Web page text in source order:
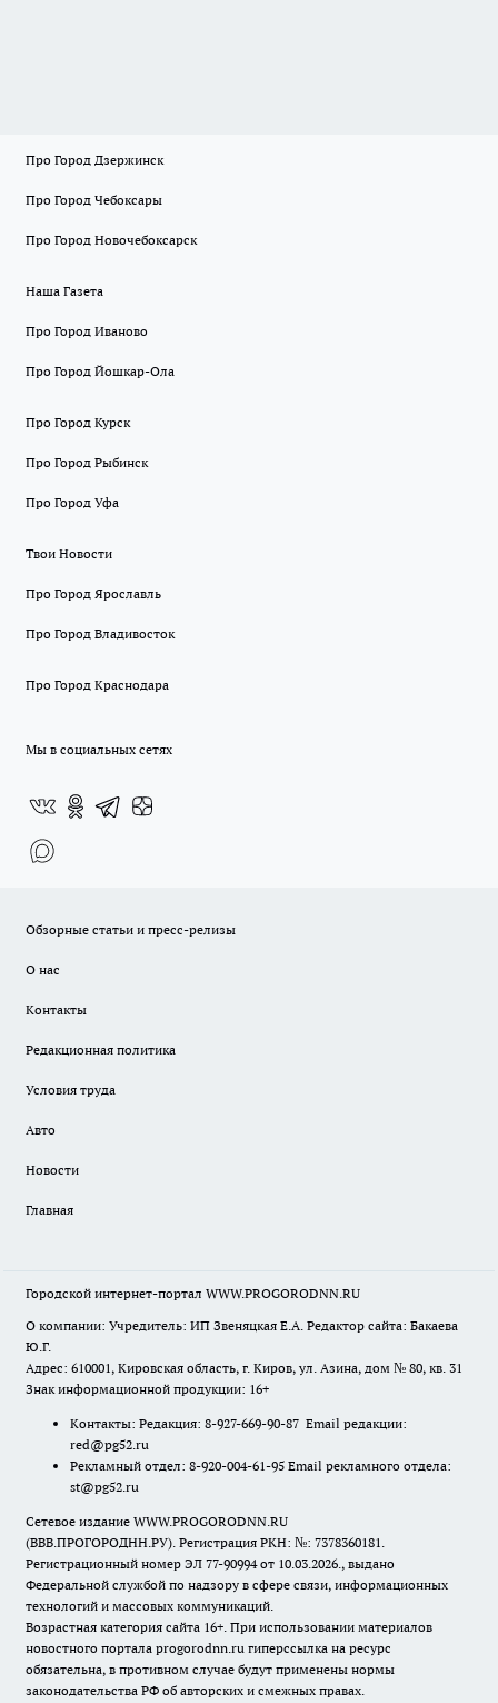
Про Город Дзержинск
Про Город Чебоксары
Про Город Новочебоксарск
Наша Газета
Про Город Иваново
Про Город Йошкар-Ола
Про Город Курск
Про Город Рыбинск
Про Город Уфа
Твои Новости
Про Город Ярославль
Про Город Владивосток
Про Город Краснодара
Мы в социальных сетях
Обзорные статьи и пресс-релизы
О нас
Контакты
Редакционная политика
Условия труда
Авто
Новости
Главная
Городской интернет-портал WWW.PROGORODNN.RU
О компании: Учредитель: ИП Звеняцкая Е.А. Редактор сайта: Бакаева
Ю.Г.
Адрес: 610001, Кировская область, г. Киров, ул. Азина, дом № 80, кв. 31
Знак информационной продукции: 16+
Контакты: Редакция: 8-927-669-90-87 Email редакции:
red@pg52.ru
Рекламный отдел: 8-920-004-61-95 Email рекламного отдела:
st@pg52.ru
Сетевое издание WWW.PROGORODNN.RU
(ВВВ.ПРОГОРОДНН.РУ). Регистрация РКН: №: 7378360181.
Регистрационный номер ЭЛ 77-90994 от 10.03.2026., выдано
Федеральной службой по надзору в сфере связи, информационных
технологий и массовых коммуникаций.
Возрастная категория сайта 16+. При использовании материалов
новостного портала progorodnn.ru гиперссылка на ресурс
обязательна, в противном случае будут применены нормы
законодательства РФ об авторских и смежных правах.